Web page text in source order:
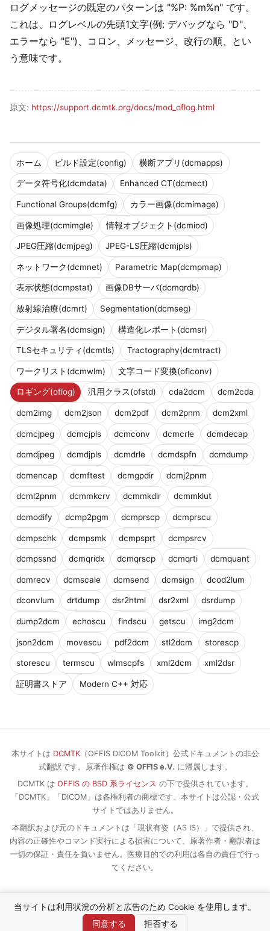
ホーム ビルド設定(config) 横断アプリ(dcmapps)
データ符号化(dcmdata) Enhanced CT(dcmect)
Functional Groups(dcmfg) カラー画像(dcmimage)
画像処理(dcmimgle) 情報オブジェクト(dcmiod)
JPEG圧縮(dcmjpeg) JPEG-LS圧縮(dcmjpls)
ネットワーク(dcmnet) Parametric Map(dcmpmap)
表示状態(dcmpstat) 画像DBサーバ(dcmqrdb)
放射線治療(dcmrt) Segmentation(dcmseg)
デジタル署名(dcmsign) 構造化レポート(dcmsr)
TLSセキュリティ(dcmtls) Tractography(dcmtract)
ワークリスト(dcmwlm) 文字コード変換(oficonv)
ロギング(oflog) 汎用クラス(ofstd) cda2dcm dcm2cda
dcm2img dcm2json dcm2pdf dcm2pnm dcm2xml
dcmcjpeg dcmcjpls dcmconv dcmcrle dcmdecap
dcmdjpeg dcmdjpls dcmdrle dcmdspfn dcmdump
dcmencap dcmftest dcmgpdir dcmj2pnm
dcml2pnm dcmmkcrv dcmmkdir dcmmklut
dcmodify dcmp2pgm dcmprscp dcmprscu
dcmpschk dcmpsmk dcmpsprt dcmpsrcv
dcmpssnd dcmqridx dcmqrscp dcmqrti dcmquant
dcmrecv dcmscale dcmsend dcmsign dcod2lum
dconvlum drtdump dsr2html dsr2xml dsrdump
dump2dcm echoscu findscu getscu img2dcm
json2dcm movescu pdf2dcm stl2dcm storescp
storescu termscu wlmscpfs xml2dcm xml2dsr
証明書ストア Modern C++ 対応
ログメッセージの既定のパターンは "%P: %m%n" です。
これは、ログレベルの先頭1文字(例: デバッグなら "D"、
エラーなら "E")、コロン、メッセージ、改行の順、とい
う意味です。
原文: https://support.dcmtk.org/docs/mod_oflog.html
本サイトは DCMTK（OFFIS DICOM Toolkit）公式ドキュメントの非公
式翻訳です。原著作権は © OFFIS e.V. に帰属します。
DCMTK は OFFIS の BSD 系ライセンス の下で提供されています。
「DCMTK」「DICOM」は各権利者の商標です。本サイトは公認・公式
サイトではありません。
本翻訳および元のドキュメントは「現状有姿（AS IS）」で提供され、
内容の正確性やコマンド実行による損害について、原著作者・翻訳者は
一切の保証・責任を負いません。医療目的での利用は各自の責任で行っ
てください。
当サイトは利用状況の分析と広告のため Cookie を使用します。
同意する 拒否する